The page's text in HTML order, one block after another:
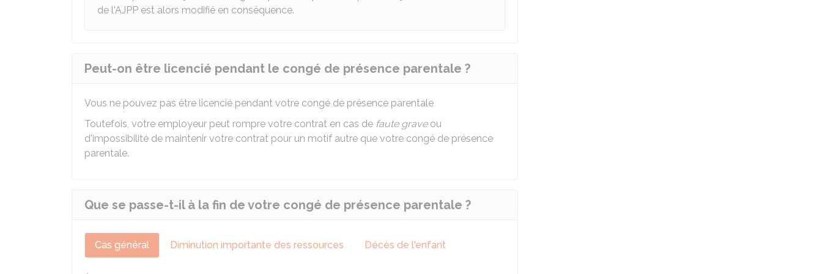
de l'AJPP est alors modifié en conséquence.
Peut-on être licencié pendant le congé de présence parentale ?
Vous ne pouvez pas être licencié pendant votre congé de présence parentale
Toutefois, votre employeur peut rompre votre contrat en cas de faute graveou
d'impossibilité de maintenir votre contrat pour un motif autre que votre congé de présence
parentale.
Que se passe-t-il à la fin de votre congé de présence parentale ?
Cas général Diminution importante des ressources Décès de l'enfant